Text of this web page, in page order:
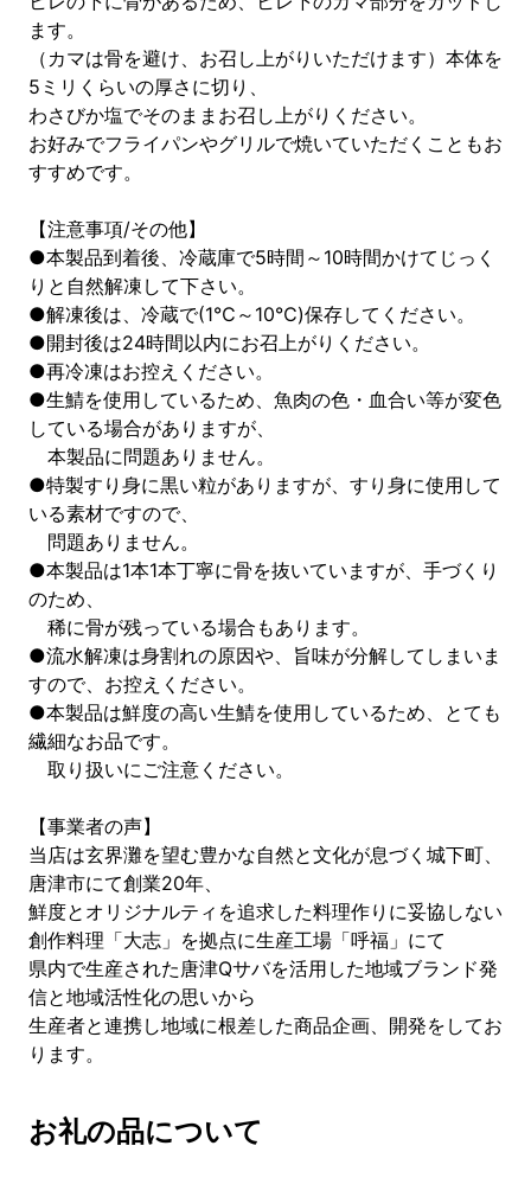
ます。
（カマは骨を避け、お召し上がりいただけます）本体を
5ミリくらいの厚さに切り、
わさびか塩でそのままお召し上がりください。
お好みでフライパンやグリルで焼いていただくこともお
すすめです。
【注意事項/その他】
●本製品到着後、冷蔵庫で5時間～10時間かけてじっく
りと自然解凍して下さい。
●解凍後は、冷蔵で(1℃～10℃)保存してください。
●開封後は24時間以内にお召上がりください。
●再冷凍はお控えください。
●生鯖を使用しているため、魚肉の色・血合い等が変色
している場合がありますが、
本製品に問題ありません。
●特製すり身に黒い粒がありますが、すり身に使用して
いる素材ですので、
問題ありません。
●本製品は1本1本丁寧に骨を抜いていますが、手づくり
のため、
稀に骨が残っている場合もあります。
●流水解凍は身割れの原因や、旨味が分解してしまいま
すので、お控えください。
●本製品は鮮度の高い生鯖を使用しているため、とても
繊細なお品です。
取り扱いにご注意ください。
【事業者の声】
当店は玄界灘を望む豊かな自然と文化が息づく城下町、
唐津市にて創業20年、
鮮度とオリジナルティを追求した料理作りに妥協しない
創作料理「大志」を拠点に生産工場「呼福」にて
県内で生産された唐津Qサバを活用した地域ブランド発
信と地域活性化の思いから
生産者と連携し地域に根差した商品企画、開発をしてお
ります。
お礼の品について